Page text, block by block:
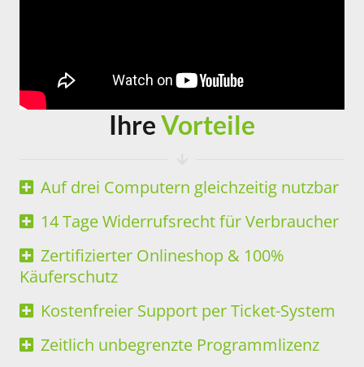
IhreVorteile
Auf drei Computern gleichzeitig nutzbar
14 Tage Widerrufsrecht für Verbraucher
Zertifizierter Onlineshop & 100%
Käuferschutz
Kostenfreier Support per Ticket-System
Zeitlich unbegrenzte Programmlizenz